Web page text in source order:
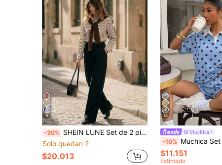
9
-30% SHEIN LUNE Set de 2 piezas de camisa con cuello de chal a rayas y pantalones de pierna ancha de cintura alta para mujer, primavera/otoño
Solo quedan 2
$20.013
18
Muchica
-10% Muchica Set de 2 piezas Camisa polo de manga corta con rayas de contraste y lunares y shorts a juego para mujer, conjunto de verano para uso diario, citas, fiestas, adecuado para otoño/invierno/
$11.151
Estimado